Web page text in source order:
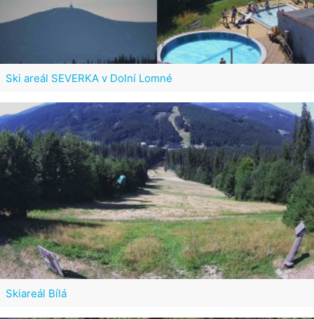
Ski areál SEVERKA v Dolní Lomné
Skiareál Bílá